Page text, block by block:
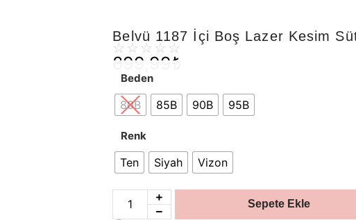
Belvü 1187 İçi Boş Lazer Kesim
☆ ☆ ☆ ☆ ☆
899,99₺
Beden
80B 85B 90B 95B
Renk
Ten Siyah Vizon
Sepete Ekle